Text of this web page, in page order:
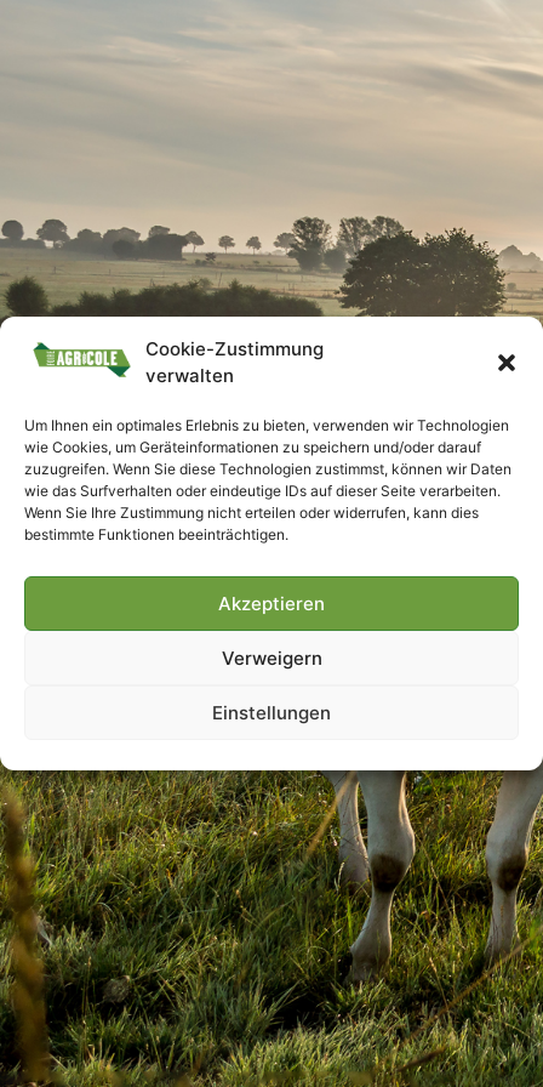
Cookie-Zustimmung
verwalten
Um Ihnen ein optimales Erlebnis zu bieten, verwenden wir Technologien
wie Cookies, um Geräteinformationen zu speichern und/oder darauf
zuzugreifen. Wenn Sie diese Technologien zustimmst, können wir Daten
wie das Surfverhalten oder eindeutige IDs auf dieser Seite verarbeiten.
Wenn Sie Ihre Zustimmung nicht erteilen oder widerrufen, kann dies
bestimmte Funktionen beeinträchtigen.
Akzeptieren
Verweigern
Einstellungen
Villmools Merci! Bis nächst
Joer!